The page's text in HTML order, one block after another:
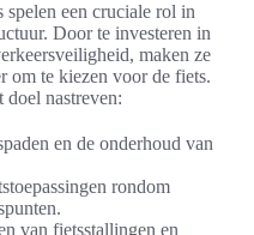
spelen een cruciale rol in
Door te investeren in
maken ze
om te kiezen voor de fiets.
nastreven:
en de onderhoud van
rondom
van fietsstallingen en